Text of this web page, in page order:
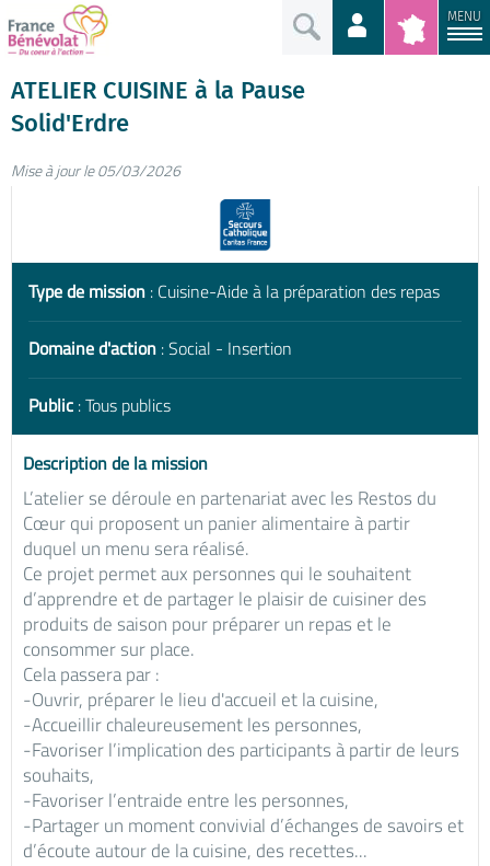
MENU
ATELIER CUISINE à la Pause
Solid'Erdre
Mise à jour le 05/03/2026
Type de mission : Cuisine-Aide à la préparation des repas
Domaine d'action : Social - Insertion
Public : Tous publics
Description de la mission
L’atelier se déroule en partenariat avec les Restos du
Cœur qui proposent un panier alimentaire à partir
duquel un menu sera réalisé.
Ce projet permet aux personnes qui le souhaitent
d’apprendre et de partager le plaisir de cuisiner des
produits de saison pour préparer un repas et le
consommer sur place.
Cela passera par :
-Ouvrir, préparer le lieu d'accueil et la cuisine,
-Accueillir chaleureusement les personnes,
-Favoriser l’implication des participants à partir de leurs
souhaits,
-Favoriser l’entraide entre les personnes,
-Partager un moment convivial d’échanges de savoirs et
d’écoute autour de la cuisine, des recettes...